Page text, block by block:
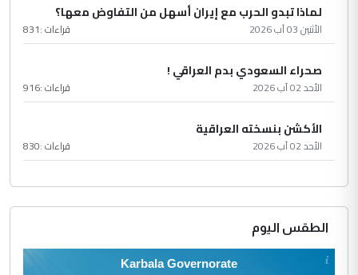
لماذا تبدو الحرب مع إيران أسهل من التفاوض معها؟
الأثنين 03 آب 2026 قراءات :831
صحراء السعودي بدم العراقي !
الأحد 02 آب 2026 قراءات :916
الأكشن بنسخته العراقية
الأحد 02 آب 2026 قراءات :830
الطقس اليوم
Karbala Governorate